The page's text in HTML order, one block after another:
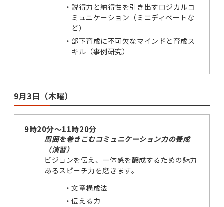
説得力と納得性を引き出すロジカルコ
ミュニケーション（ミニディベートな
ど）
部下育成に不可欠なマインドと育成ス
キル（事例研究）
9月3日（木曜）
9時20分～11時20分
周囲を巻きこむコミュニケーション力の養成
（演習）
ビジョンを伝え、一体感を醸成するための魅力
あるスピーチ力を磨きます。
文章構成法
伝える力